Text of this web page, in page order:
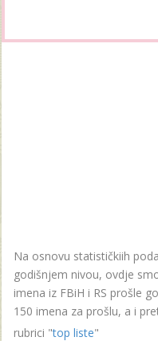
Na osnovu statističkiih
godišnjem nivou, ovdje
imena iz FBiH i RS prošle
150 imena za prošlu, a i
rubrici "top liste"